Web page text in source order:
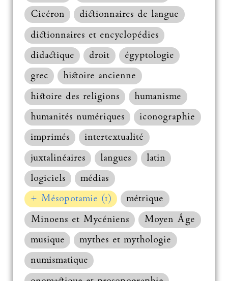
Cicéron
dictionnaires de langue
dictionnaires et encyclopédies
didactique
droit
égyptologie
grec
histoire ancienne
histoire des religions
humanisme
humanités numériques
iconographie
imprimés
intertextualité
juxtalinéaires
langues
latin
logiciels
médias
+ Mésopotamie (1)
métrique
Minoens et Mycéniens
Moyen Âge
musique
mythes et mythologie
numismatique